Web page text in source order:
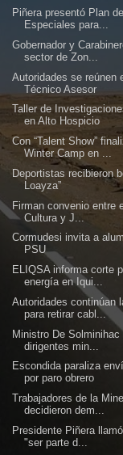
Piñera presentó Plan
Especiales para...
Gobernador y
sector de Zon...
Autoridades se reúnen
Técnico Asesor
Taller de
en Alto Hospicio
Con “Talent Show”
Winter Camp en ...
Deportistas recibieron
Loayza”
Firman convenio entre
Cultura y J...
Cormudesi invita a
PSU
ELIQSA informa corte
energía en Iqui...
Autoridades continúan
para retirar cabl...
Ministro De
dirigentes min...
Escondida paraliza
por paro obrero
Trabajadores de la
decidieron dem...
Presidente Piñera
"ser parte d...